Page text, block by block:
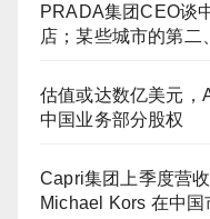
PRADA集团CEO谈
店；某些城市的第二
估值或达数亿美元，
中国业务部分股权
Capri集团上季度营
Michael Kors 在中国